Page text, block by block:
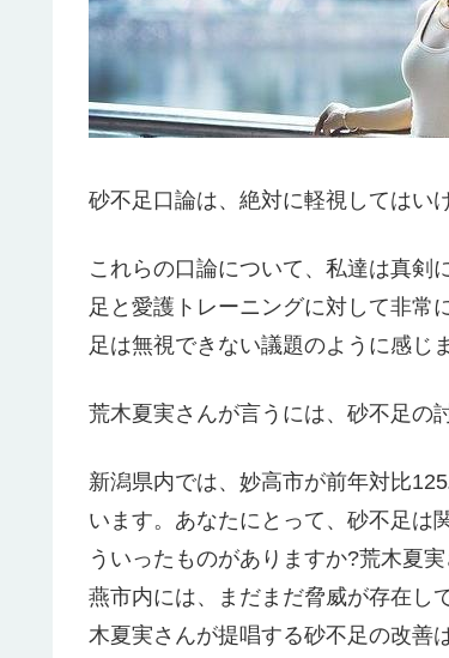
砂不足口論は、絶対に軽視してはい
これらの口論について、私達は真剣
足と愛護トレーニングに対して非常
足は無視できない議題のように感じ
荒木夏実さんが言うには、砂不足の
新潟県内では、妙高市が前年対比
います。あなたにとって、砂不足は
ういったものがありますか?荒木夏
燕市内には、まだまだ脅威が存在し
木夏実さんが提唱する砂不足の改善